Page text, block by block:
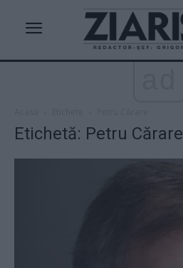
Etichetă: Petru Cărare